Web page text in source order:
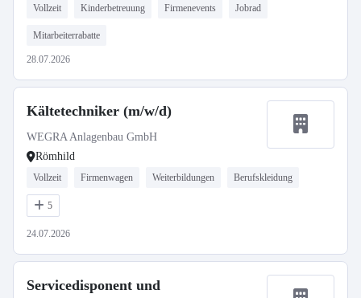
Vollzeit Kinderbetreuung Firmenevents Jobrad
Mitarbeiterrabatte
28.07.2026
Kältetechniker (m/w/d)
WEGRA Anlagenbau GmbH
Römhild
Vollzeit Firmenwagen Weiterbildungen Berufskleidung
5
24.07.2026
Servicedisponent und